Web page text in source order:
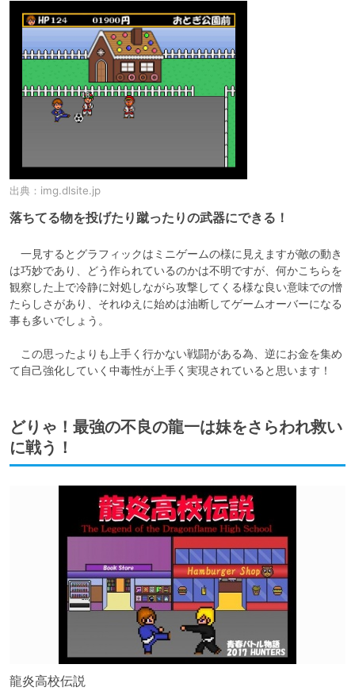
出典： img.dlsite.jp
落ちてる物を投げたり蹴ったりの武器にできる！
一見するとグラフィックはミニゲームの様に見えますが敵の動き
は巧妙であり、どう作られているのかは不明ですが、何かこちらを
観察した上で冷静に対処しながら攻撃してくる様な良い意味での憎
たらしさがあり、それゆえに始めは油断してゲームオーバーになる
事も多いでしょう。
この思ったよりも上手く行かない戦闘がある為、逆にお金を集め
て自己強化していく中毒性が上手く実現されていると思います！
どりゃ！最強の不良の龍一は妹をさらわれ救い
に戦う！
龍炎高校伝説